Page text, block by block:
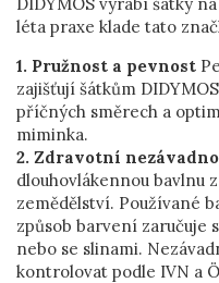
léta praxe klade tato
1. Pružnost a pevnost
zajišťují šátkům
příčných směrech a
miminka.
2. Zdravotní
dlouhovlákennou bavlnu
zemědělství. Používané
způsob barvení zaručuje
nebo se slinami.
kontrolovat podle IVN a